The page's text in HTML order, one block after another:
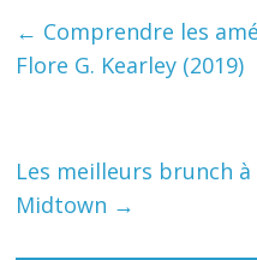
← Comprendre les
Flore G. Kearley (2019)
Les meilleurs brunch
Midtown →